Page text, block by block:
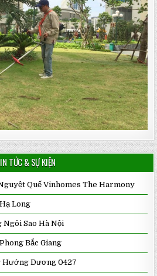
TỨC & SỰ KIỆN
Quế Vinhomes The Harmony
Long
Sao Hà Nội
Bắc Giang
Hướng Dương 0427